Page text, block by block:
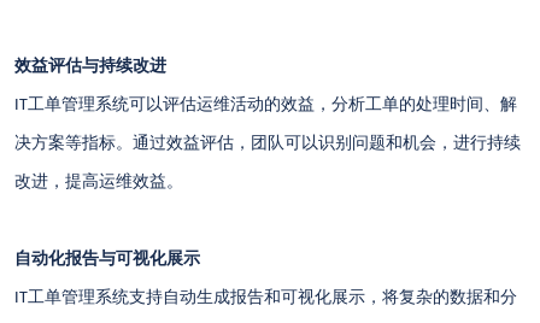
效益评估与持续改进
IT工单管理系统可以评估运维活动的效益，分析工单的处理时间、解
决方案等指标。通过效益评估，团队可以识别问题和机会，进行持续
改进，提高运维效益。
自动化报告与可视化展示
IT工单管理系统支持自动生成报告和可视化展示，将复杂的数据和分